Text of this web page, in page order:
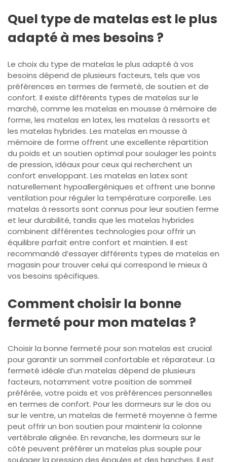
Quel type de matelas est le plus
adapté à mes besoins ?
Le choix du type de matelas le plus adapté à vos
besoins dépend de plusieurs facteurs, tels que vos
préférences en termes de fermeté, de soutien et de
confort. Il existe différents types de matelas sur le
marché, comme les matelas en mousse à mémoire de
forme, les matelas en latex, les matelas à ressorts et
les matelas hybrides. Les matelas en mousse à
mémoire de forme offrent une excellente répartition
du poids et un soutien optimal pour soulager les points
de pression, idéaux pour ceux qui recherchent un
confort enveloppant. Les matelas en latex sont
naturellement hypoallergéniques et offrent une bonne
ventilation pour réguler la température corporelle. Les
matelas à ressorts sont connus pour leur soutien ferme
et leur durabilité, tandis que les matelas hybrides
combinent différentes technologies pour offrir un
équilibre parfait entre confort et maintien. Il est
recommandé d’essayer différents types de matelas en
magasin pour trouver celui qui correspond le mieux à
vos besoins spécifiques.
Comment choisir la bonne
fermeté pour mon matelas ?
Choisir la bonne fermeté pour son matelas est crucial
pour garantir un sommeil confortable et réparateur. La
fermeté idéale d’un matelas dépend de plusieurs
facteurs, notamment votre position de sommeil
préférée, votre poids et vos préférences personnelles
en termes de confort. Pour les dormeurs sur le dos ou
sur le ventre, un matelas de fermeté moyenne à ferme
peut offrir un bon soutien pour maintenir la colonne
vertébrale alignée. En revanche, les dormeurs sur le
côté peuvent préférer un matelas plus souple pour